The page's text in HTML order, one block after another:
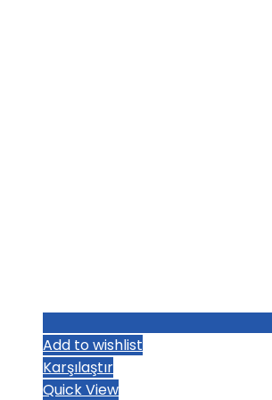
Add to wishlist
Karşılaştır
Quick View